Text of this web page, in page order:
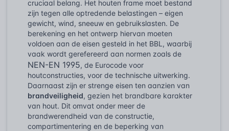
cruciaal belang. Het houten frame moet bestand
zijn tegen alle optredende belastingen – eigen
gewicht, wind, sneeuw en gebruikslasten. De
berekening en het ontwerp hiervan moeten
voldoen aan de eisen gesteld in het BBL, waarbij
vaak wordt gerefereerd aan normen zoals de
NEN-EN 1995, de Eurocode voor
houtconstructies, voor de technische uitwerking.
Daarnaast zijn er strenge eisen ten aanzien van
brandveiligheid, gezien het brandbare karakter
van hout. Dit omvat onder meer de
brandwerendheid van de constructie,
compartimentering en de beperking van